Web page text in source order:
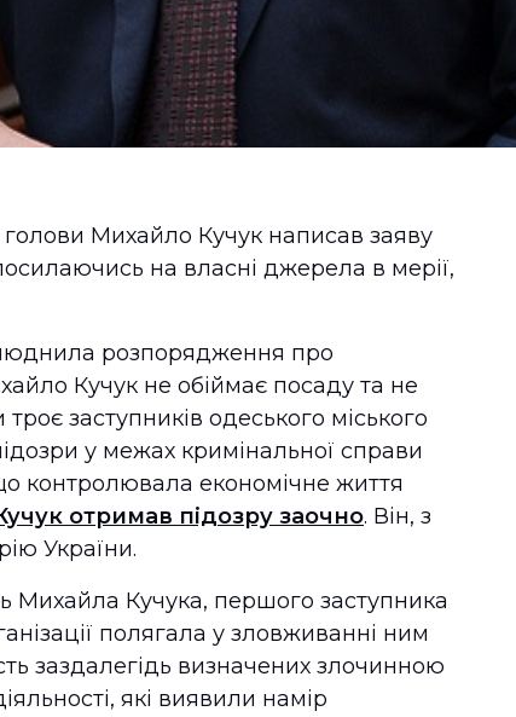
Михайло Кучук написав заяву
на власні джерела в мерії,
розпорядження про
Кучук не обіймає посаду та не
заступників одеського міського
у межах кримінальної справи
контролювала економічне життя
отримав підозру заочно. Він, з
України.
Михайла Кучука, першого заступника
полягала у зловживанні ним
заздалегідь визначених злочинною
які виявили намір